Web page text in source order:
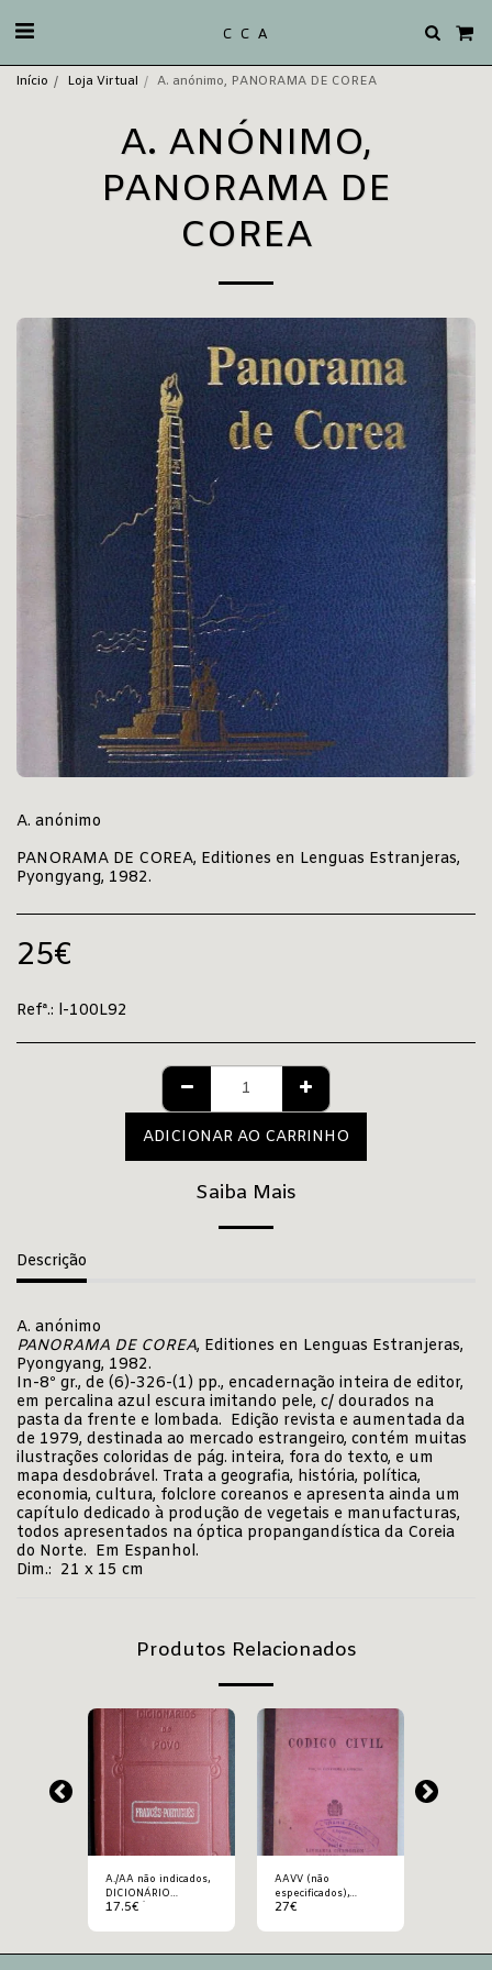
C C A
Início Loja Virtual A. anónimo, PANORAMA DE COREA
A. ANÓNIMO,
PANORAMA DE
COREA
A. anónimo
PANORAMA DE COREA, Editiones en Lenguas Estranjeras,
Pyongyang, 1982.
25€
Refª.: l-100L92
ADICIONAR AO CARRINHO
Saiba Mais
Descrição
A. anónimo
PANORAMA DE COREA, Editiones en Lenguas Estranjeras,
Pyongyang, 1982.
In-8º gr., de (6)-326-(1) pp., encadernação inteira de editor,
em percalina azul escura imitando pele, c/ dourados na
pasta da frente e lombada. Edição revista e aumentada da
de 1979, destinada ao mercado estrangeiro, contém muitas
ilustrações coloridas de pág. inteira, fora do texto, e um
mapa desdobrável. Trata a geografia, história, política,
economia, cultura, folclore coreanos e apresenta ainda um
capítulo dedicado à produção de vegetais e manufacturas,
todos apresentados na óptica propangandística da Coreia
do Norte. Em Espanhol.
Dim.: 21 x 15 cm
Produtos Relacionados
A./AA não indicados,
DICIONÁRIO
FRANCÊS-
17.5€
AAVV (não
especificados),
CODIGO CIVIL
27€